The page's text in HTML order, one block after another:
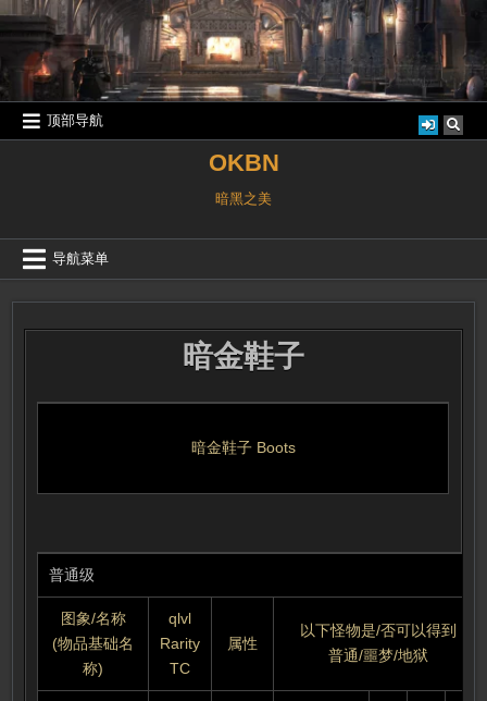
跳
容
顶部导航
OKBN
暗黑之美
导航菜单
暗金鞋子
暗金鞋子 Boots
普通级
图象/名称
(物品基础名
称)
qlvl
Rarity
TC
属性
以下怪物是/否可以得到
普通/噩梦/地狱